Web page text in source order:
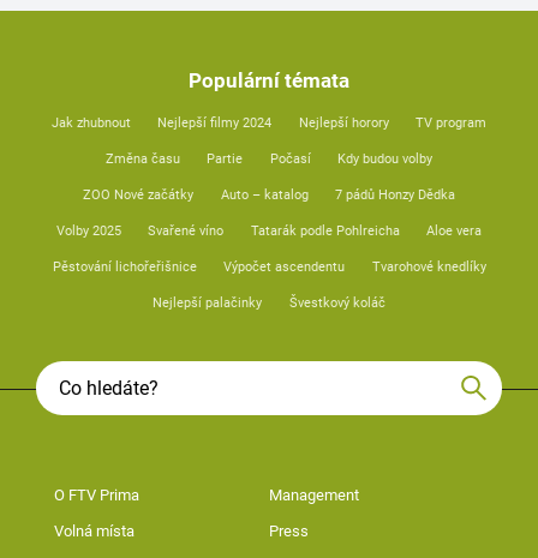
Populární témata
Jak zhubnout Nejlepší filmy 2024 Nejlepší horory TV program
Změna času Partie Počasí Kdy budou volby
ZOO Nové začátky Auto – katalog 7 pádů Honzy Dědka
Volby 2025 Svařené víno Tatarák podle Pohlreicha Aloe vera
Pěstování lichořeřišnice Výpočet ascendentu Tvarohové knedlíky
Nejlepší palačinky Švestkový koláč
O FTV Prima Management
Volná místa Press